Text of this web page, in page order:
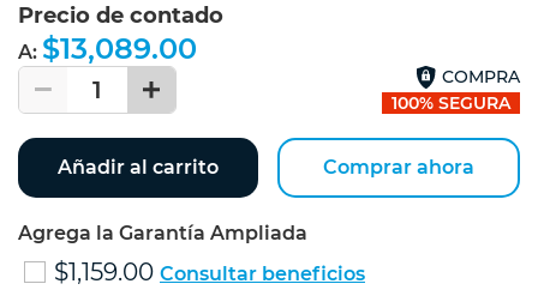
Precio de contado
A: $13,089.00
1
COMPRA
100% SEGURA
Añadir al carrito Comprar ahora
Agrega la Garantía Ampliada
$1,159.00 Consultar beneficios